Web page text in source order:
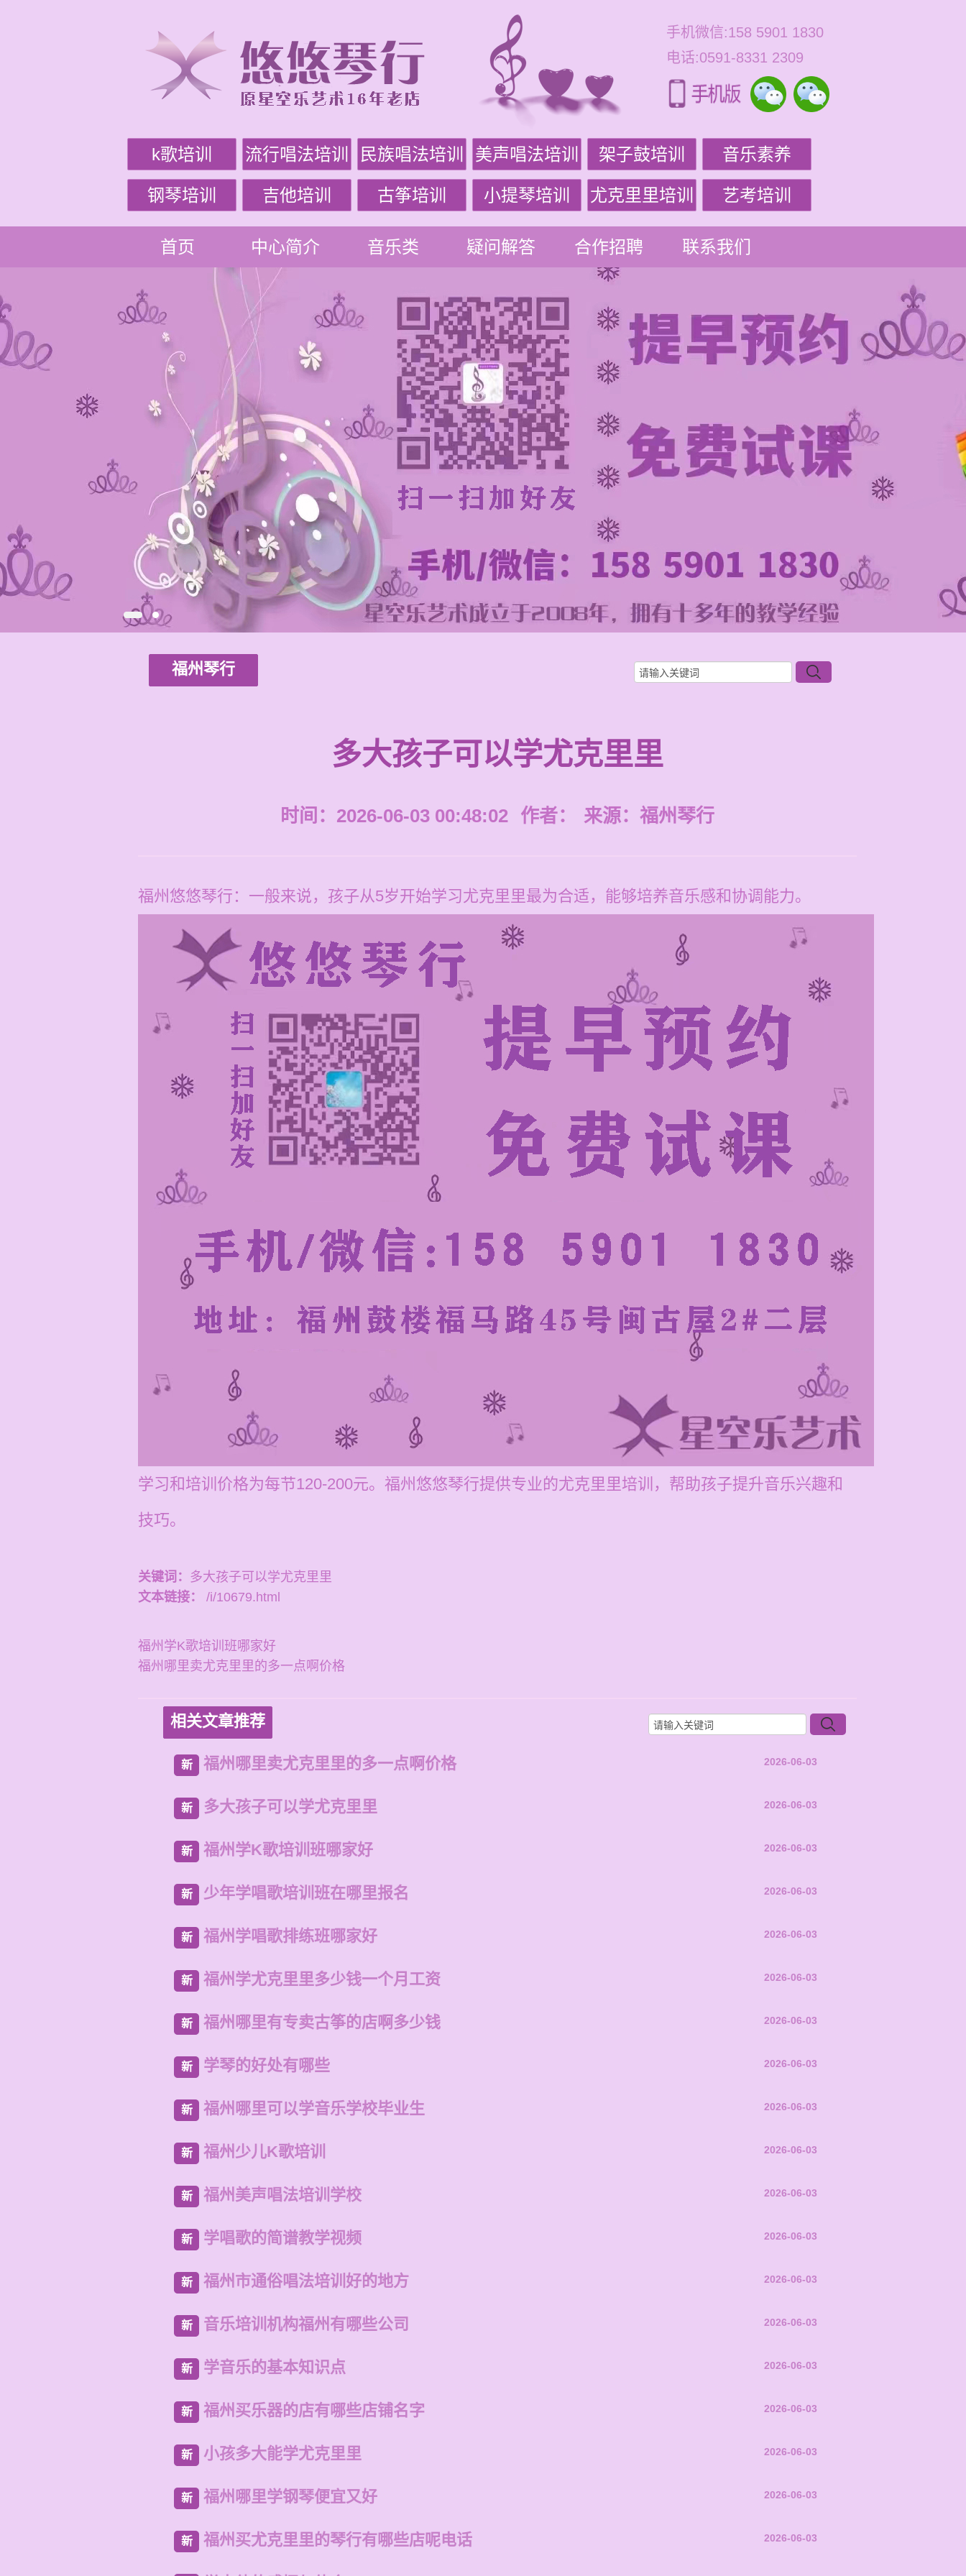
手机微信:158 5901 1830
电话:0591-8331 2309
k歌培训 流行唱法培训 民族唱法培训 美声唱法培训 架子鼓培训 音乐素养
钢琴培训 吉他培训 古筝培训 小提琴培训 尤克里里培训 艺考培训
首页 中心简介 音乐类 疑问解答 合作招聘 联系我们
福州琴行
多大孩子可以学尤克里里
时间：2026-06-03 00:48:02 作者： 来源： 福州琴行
福州悠悠琴行：一般来说，孩子从5岁开始学习尤克里里最为合适，能够培养音乐感和协调能力。
学习和培训价格为每节120-200元。福州悠悠琴行提供专业的尤克里里培训，帮助孩子提升音乐兴趣和
技巧。
关键词： 多大孩子可以学尤克里里
文本链接：
/i/10679.html
福州学K歌培训班哪家好
福州哪里卖尤克里里的多一点啊价格
相关文章推荐
新 福州哪里卖尤克里里的多一点啊价格 2026-06-03
新 多大孩子可以学尤克里里 2026-06-03
新 福州学K歌培训班哪家好 2026-06-03
新 少年学唱歌培训班在哪里报名 2026-06-03
新 福州学唱歌排练班哪家好 2026-06-03
新 福州学尤克里里多少钱一个月工资 2026-06-03
新 福州哪里有专卖古筝的店啊多少钱 2026-06-03
新 学琴的好处有哪些 2026-06-03
新 福州哪里可以学音乐学校毕业生 2026-06-03
新 福州少儿K歌培训 2026-06-03
新 福州美声唱法培训学校 2026-06-03
新 学唱歌的简谱教学视频 2026-06-03
新 福州市通俗唱法培训好的地方 2026-06-03
新 音乐培训机构福州有哪些公司 2026-06-03
新 学音乐的基本知识点 2026-06-03
新 福州买乐器的店有哪些店铺名字 2026-06-03
新 小孩多大能学尤克里里 2026-06-03
新 福州哪里学钢琴便宜又好 2026-06-03
新 福州买尤克里里的琴行有哪些店呢电话 2026-06-03